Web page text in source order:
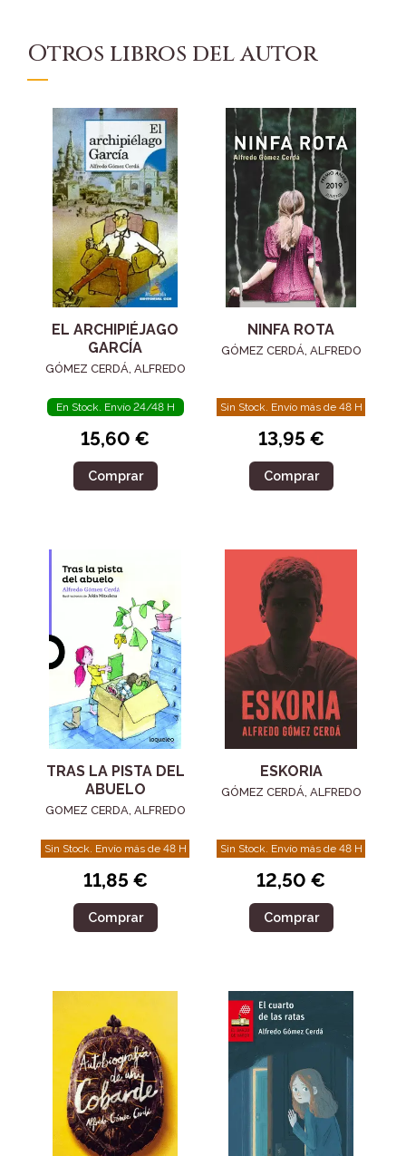
Otros libros del autor
EL ARCHIPIÉJAGO
GARCÍA
GÓMEZ CERDÁ, ALFREDO
En Stock. Envío 24/48 H
15,60 €
Comprar
NINFA ROTA
GÓMEZ CERDÁ, ALFREDO
Sin Stock. Envío más de 48 H
13,95 €
Comprar
TRAS LA PISTA DEL
ABUELO
GOMEZ CERDA, ALFREDO
Sin Stock. Envío más de 48 H
11,85 €
Comprar
ESKORIA
GÓMEZ CERDÁ, ALFREDO
Sin Stock. Envío más de 48 H
12,50 €
Comprar